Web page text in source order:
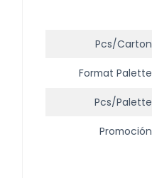
Pcs/carton
Format Palette
Pcs/palette
Promoción